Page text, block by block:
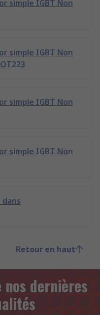
simple IGBT Non
simple IGBT Non
simple IGBT Non
simple IGBT Non
Retour en haut
nos dernières